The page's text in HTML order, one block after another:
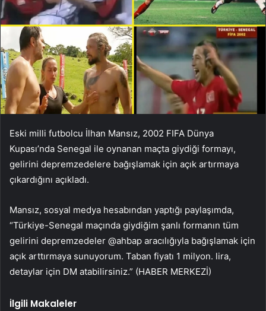
Eski milli futbolcu İlhan Mansız, 2002 FIFA Dünya
Kupası’nda Senegal ile oynanan maçta giydiği formayı,
gelirini depremzedelere bağışlamak için açık artırmaya
çıkardığını açıkladı.
Mansız, sosyal medya hesabından yaptığı paylaşımda,
“Türkiye-Senegal maçında giydiğim şanlı formanın tüm
gelirini depremzedeler @ahbap aracılığıyla bağışlamak için
açık arttırmaya sunuyorum. Taban fiyatı 1 milyon. lira,
detaylar için DM atabilirsiniz.” (HABER MERKEZİ)
İlgili Makaleler